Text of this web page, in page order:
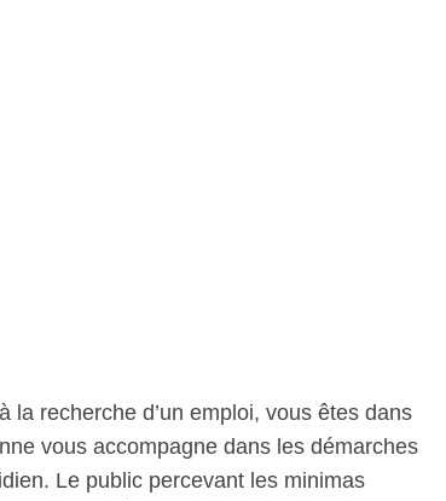
la recherche d’un emploi, vous êtes dans
vous accompagne dans les démarches
Le public percevant les minimas